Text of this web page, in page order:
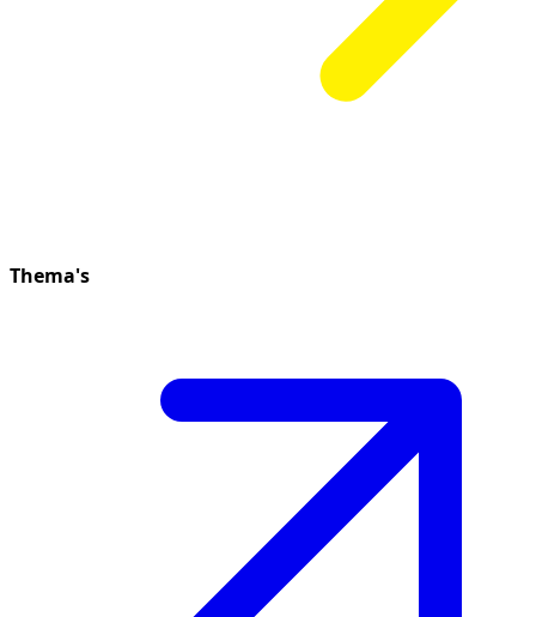
Thema's